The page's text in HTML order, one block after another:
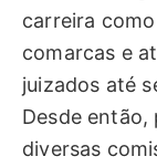
carreira
comarcas e
juizados até
Desde então,
diversas